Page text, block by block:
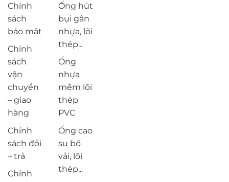
Chính
sách
bảo mật
Chính
sách
vận
chuyển
– giao
hàng
Chính
sách đổi
– trả
Chính
Ống hút
bụi gân
nhựa, lõi
thép...
Ống
nhựa
mềm lõi
thép
PVC
Ống cao
su bố
vải, lõi
thép...